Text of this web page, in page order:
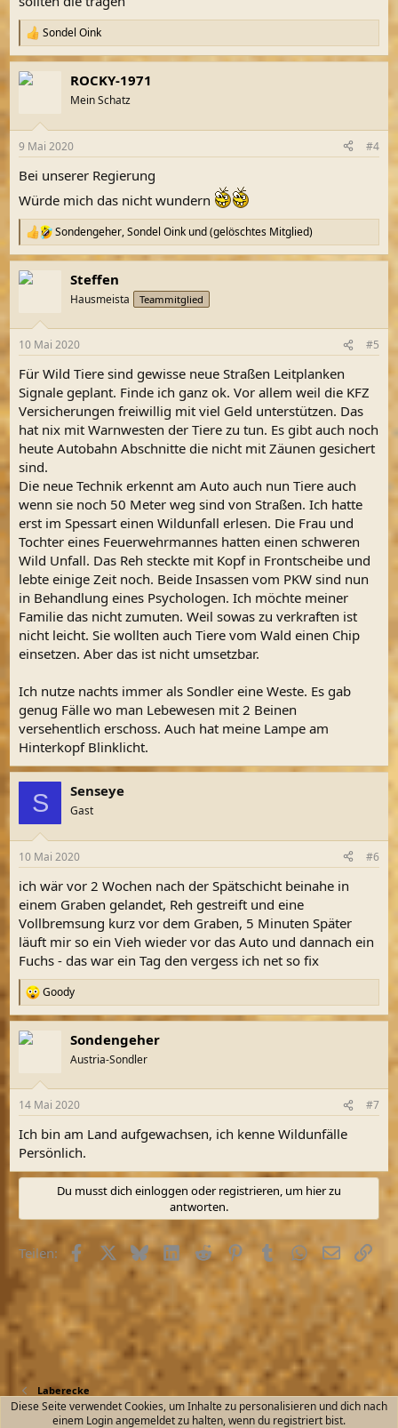
R
e
a
k
e
:
Sondel Oink
ROCKY-1971
Mein Schatz
9 Mai 2020 #4
Bei unserer Regierung
Würde mich das nicht wundern
R
e
a
k
e
:
Sondengeher,Sondel Oink und(gelöschtes Mitglied)
Steffen
Hausmeista Teammitglied
10 Mai 2020 #5
Für Wild Tiere sind gewisse neue Straßen Leitplanken
Signale geplant. Finde ich ganz ok. Vor allem weil die KFZ
Versicherungen freiwillig mit viel Geld unterstützen. Das
hat nix mit Warnwesten der Tiere zu tun. Es gibt auch noch
heute Autobahn Abschnitte die nicht mit Zäunen gesichert
sind.
Die neue Technik erkennt am Auto auch nun Tiere auch
wenn sie noch 50 Meter weg sind von Straßen. Ich hatte
erst im Spessart einen Wildunfall erlesen. Die Frau und
Tochter eines Feuerwehrmannes hatten einen schweren
Wild Unfall. Das Reh steckte mit Kopf in Frontscheibe und
lebte einige Zeit noch. Beide Insassen vom PKW sind nun
in Behandlung eines Psychologen. Ich möchte meiner
Familie das nicht zumuten. Weil sowas zu verkraften ist
nicht leicht. Sie wollten auch Tiere vom Wald einen Chip
einsetzen. Aber das ist nicht umsetzbar.
Ich nutze nachts immer als Sondler eine Weste. Es gab
genug Fälle wo man Lebewesen mit 2 Beinen
versehentlich erschoss. Auch hat meine Lampe am
Hinterkopf Blinklicht.
S Senseye
Gast
10 Mai 2020 #6
ich wär vor 2 Wochen nach der Spätschicht beinahe in
einem Graben gelandet, Reh gestreift und eine
Vollbremsung kurz vor dem Graben, 5 Minuten Später
läuft mir so ein Vieh wieder vor das Auto und dannach ein
Fuchs - das war ein Tag den vergess ich net so fix
R
e
a
k
e
:
Goody
Sondengeher
Austria-Sondler
14 Mai 2020 #7
Ich bin am Land aufgewachsen, ich kenne Wildunfälle
Persönlich.
Du musst dich einloggen oder registrieren, um hier zu
antworten.
Teilen: FacebookX (Twitter)
BlueskyLinkedIn
RedditPinterestTumblrWhatsApp
E-MailLink
Laberecke
Diese Seite verwendet Cookies, um Inhalte zu personalisieren und dich nach
einem Login angemeldet zu halten, wenn du registriert bist.